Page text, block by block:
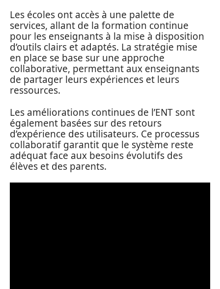
Les écoles ont accès à une palette de
services, allant de la formation continue
pour les enseignants à la mise à disposition
d’outils clairs et adaptés. La stratégie mise
en place se base sur une approche
collaborative, permettant aux enseignants
de partager leurs expériences et leurs
ressources.
Les améliorations continues de l’ENT sont
également basées sur des retours
d’expérience des utilisateurs. Ce processus
collaboratif garantit que le système reste
adéquat face aux besoins évolutifs des
élèves et des parents.